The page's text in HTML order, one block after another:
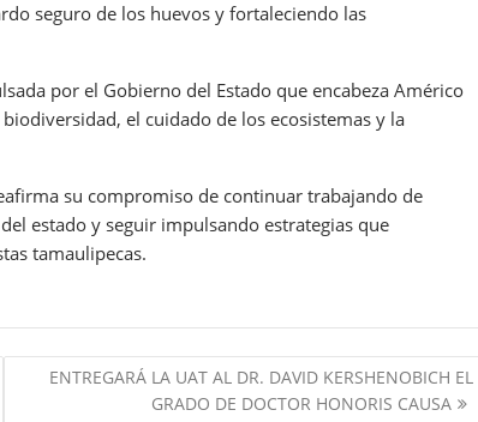
seguro de los huevos y fortaleciendo las
por el Gobierno del Estado que encabeza Américo
el cuidado de los ecosistemas y la
su compromiso de continuar trabajando de
estado y seguir impulsando estrategias que
tamaulipecas.
ENTREGARÁ LA UAT AL DR. DAVID KERSHENOBICH EL
GRADO DE DOCTOR HONORIS CAUSA